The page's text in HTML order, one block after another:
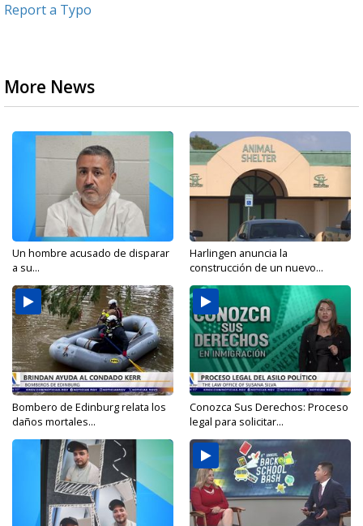
Report a Typo
More News
Un hombre acusado de disparar
a su...
Harlingen anuncia la
construcción de un nuevo...
Bombero de Edinburg relata los
daños mortales...
Conozca Sus Derechos: Proceso
legal para solicitar...